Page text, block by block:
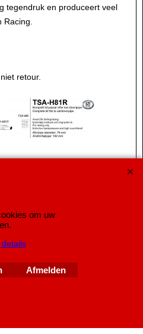
tegendruk en produceert veel
retour.
gemaakt met
webwinkel
software.
om uw
Afmelden